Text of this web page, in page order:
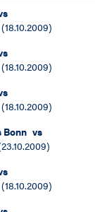
(18.10.2009)
(18.10.2009)
(18.10.2009)
Bonn vs
23.10.2009)
(18.10.2009)